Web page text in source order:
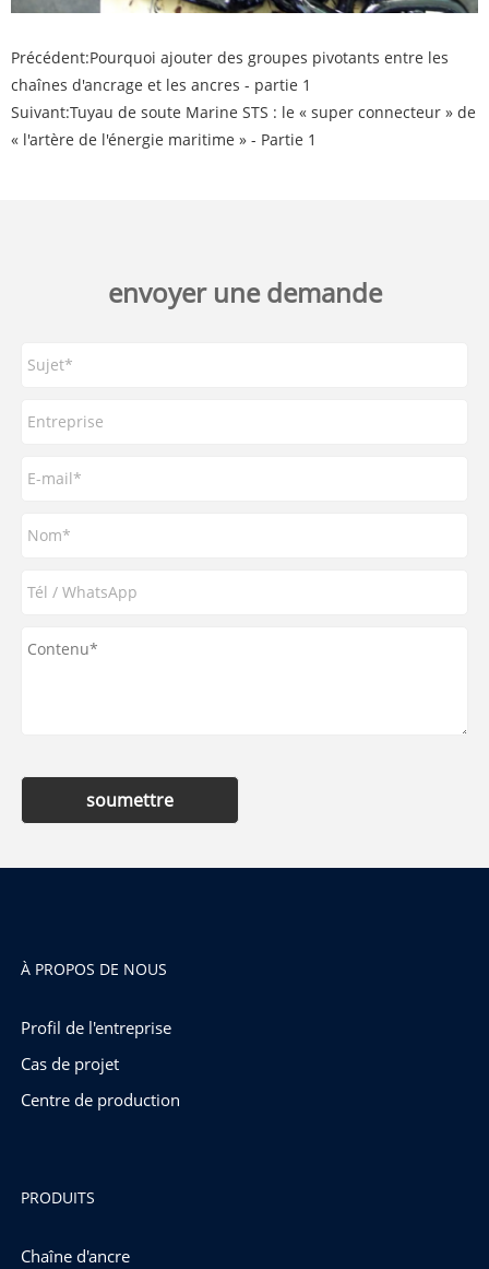
Précédent:Pourquoi ajouter des groupes pivotants entre les
chaînes d'ancrage et les ancres - partie 1
Suivant:Tuyau de soute Marine STS : le « super connecteur » de
« l'artère de l'énergie maritime » - Partie 1
envoyer une demande
soumettre
À PROPOS DE NOUS
Profil de l'entreprise
Cas de projet
Centre de production
PRODUITS
Chaîne d'ancre